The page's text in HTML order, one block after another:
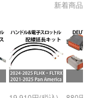
新着商品